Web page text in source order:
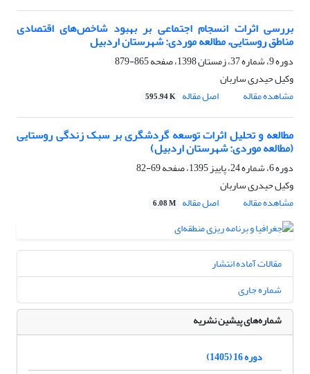
بررسی اثرات انسجام اجتماعی بر بهبود شاخص‌های اقتصادی
مناطق روستایی، مطالعه موردی: شهرستان اردبیل
دوره 9، شماره 37، زمستان 1398، صفحه
865-879
وکیل حیدری ساربان
مشاهده مقاله
اصل مقاله 595.94 K
مطالعه و تحلیل اثرات توسعه گردشگری بر سبک زندگی روستایی
(مطالعه موردی: شهرستان اردبیل)
دوره 6، شماره 24، پاییز 1395، صفحه
69-82
وکیل حیدری ساربان
مشاهده مقاله
اصل مقاله 6.08 M
مقالات آماده انتشار
شماره جاری
شماره‌های پیشین نشریه
دوره 16 (1405)